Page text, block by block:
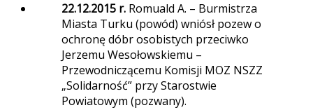
22.12.2015 r. Romuald A. – Burmistrza
Miasta Turku (powód) wniósł pozew o
ochronę dóbr osobistych przeciwko
Jerzemu Wesołowskiemu –
Przewodniczącemu Komisji MOZ NSZZ
„Solidarność” przy Starostwie
Powiatowym (pozwany).